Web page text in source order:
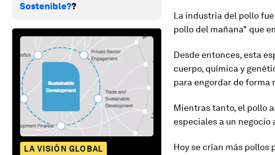
Sostenible??
LA VISIÓN GLOBAL
La industria del pollo
pollo del mañana" que
Desde entonces, esta
cuerpo, química y
para engordar de forma
Mientras tanto, el pollo
especiales a un
Hoy se crían más pollos